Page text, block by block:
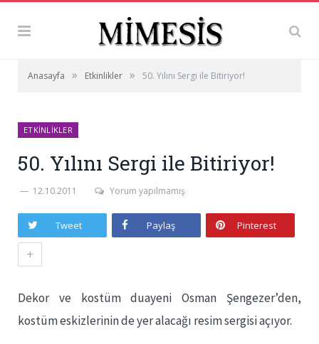
Anasayfa » Etkinlikler » 50. Yılını Sergi ile Bitiriyor!
ETKINLIKLER
50. Yılını Sergi ile Bitiriyor!
12.10.2011 Yorum yapılmamış
Tweet Paylaş Pinterest
+
Dekor ve kostüm duayeni Osman Şengezer’den,
kostüm eskizlerinin de yer alacağı resim sergisi açıyor.